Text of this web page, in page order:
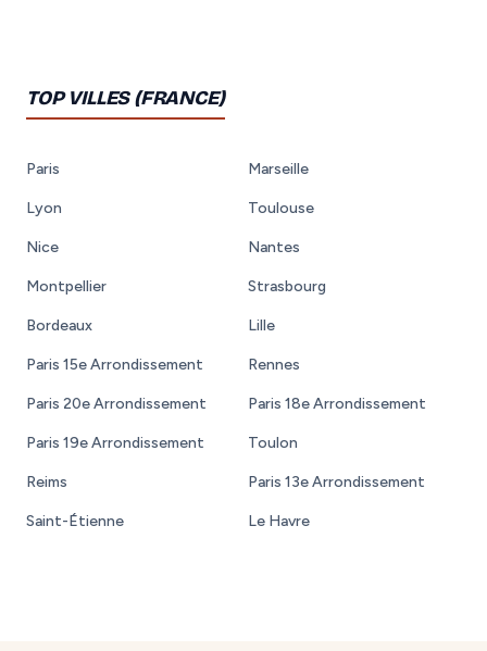
TOP VILLES (FRANCE)
Paris Marseille
Lyon Toulouse
Nice Nantes
Montpellier Strasbourg
Bordeaux Lille
Paris 15e Arrondissement Rennes
Paris 20e Arrondissement Paris 18e Arrondissement
Paris 19e Arrondissement Toulon
Reims Paris 13e Arrondissement
Saint-Étienne Le Havre